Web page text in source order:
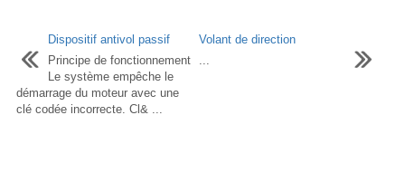
Dispositif antivol passif
Principe de fonctionnement
Le système empêche le
démarrage du moteur avec une
clé codée incorrecte. Cl& ...
Volant de direction
...